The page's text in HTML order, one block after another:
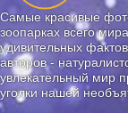
Самые красивые
зоопарках всего
удивительных
авторов -
увлекательный мир
уголки нашей